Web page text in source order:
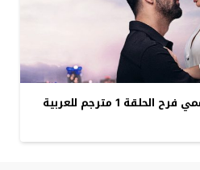
1 مترجم للعربية